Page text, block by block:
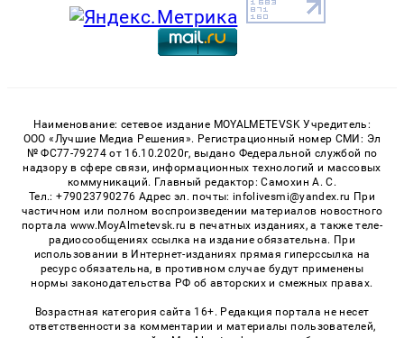
Наименование: сетевое издание MOYALMETEVSK Учредитель:
ООО «Лучшие Медиа Решения». Регистрационный номер СМИ: Эл
№ ФС77-79274 от 16.10.2020г, выдано Федеральной службой по
надзору в сфере связи, информационных технологий и массовых
коммуникаций. Главный редактор: Самохин А. С.
Тел.: +79023790276 Адрес эл. почты: infolivesmi@yandex.ru При
частичном или полном воспроизведении материалов новостного
портала www.MoyAlmetevsk.ru в печатных изданиях, а также теле-
радиосообщениях ссылка на издание обязательна. При
использовании в Интернет-изданиях прямая гиперссылка на
ресурс обязательна, в противном случае будут применены
нормы законодательства РФ об авторских и смежных правах.
Возрастная категория сайта 16+. Редакция портала не несет
ответственности за комментарии и материалы пользователей,